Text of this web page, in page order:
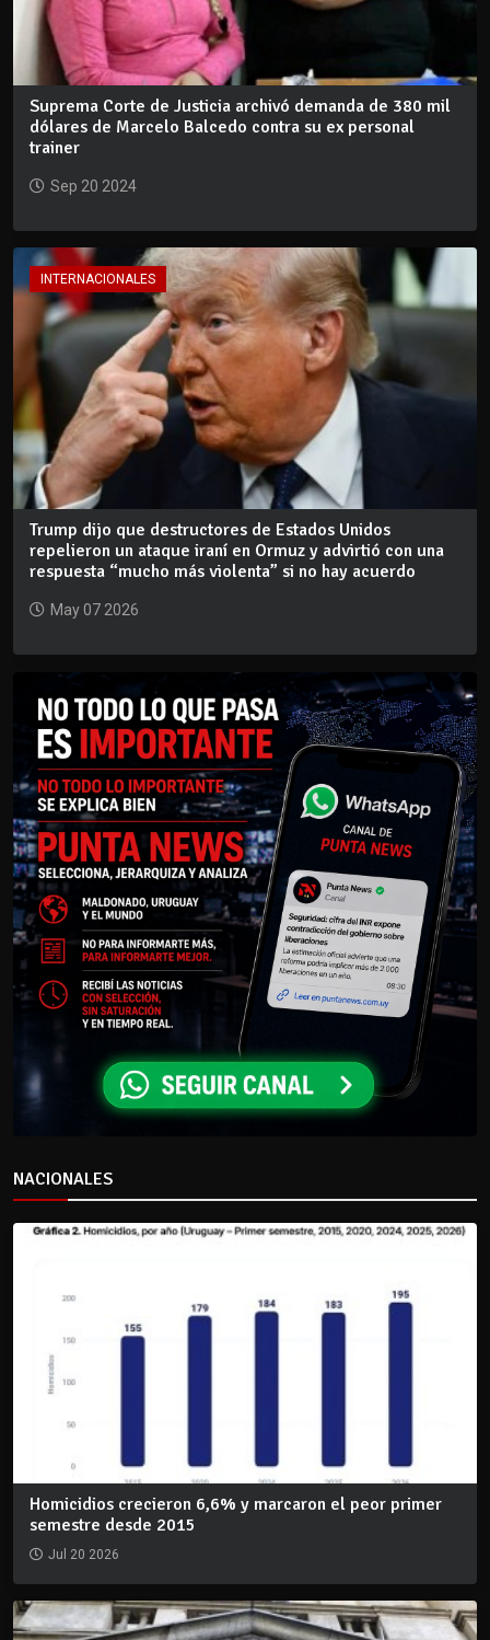
Suprema Corte de Justicia archivó demanda de 380 mil
dólares de Marcelo Balcedo contra su ex personal
trainer
Sep 20 2024
INTERNACIONALES
Trump dijo que destructores de Estados Unidos
repelieron un ataque iraní en Ormuz y advirtió con una
respuesta “mucho más violenta” si no hay acuerdo
May 07 2026
NACIONALES
Homicidios crecieron 6,6% y marcaron el peor primer
semestre desde 2015
Jul 20 2026